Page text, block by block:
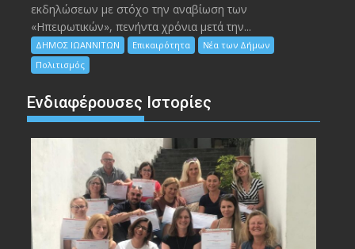
εκδηλώσεων με στόχο την αναβίωση των
«Ηπειρωτικών», πενήντα χρόνια μετά την...
ΔΗΜΟΣ ΙΩΑΝΝΙΤΩΝ Επικαιρότητα
Νέα των Δήμων
Πολιτισμός
Ενδιαφέρουσες Ιστορίες